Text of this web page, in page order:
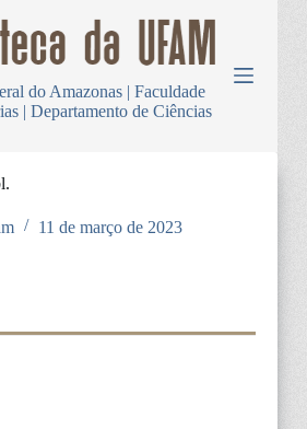
do Amazonas | Faculdade
| Departamento de Ciências
11 de março de 2023